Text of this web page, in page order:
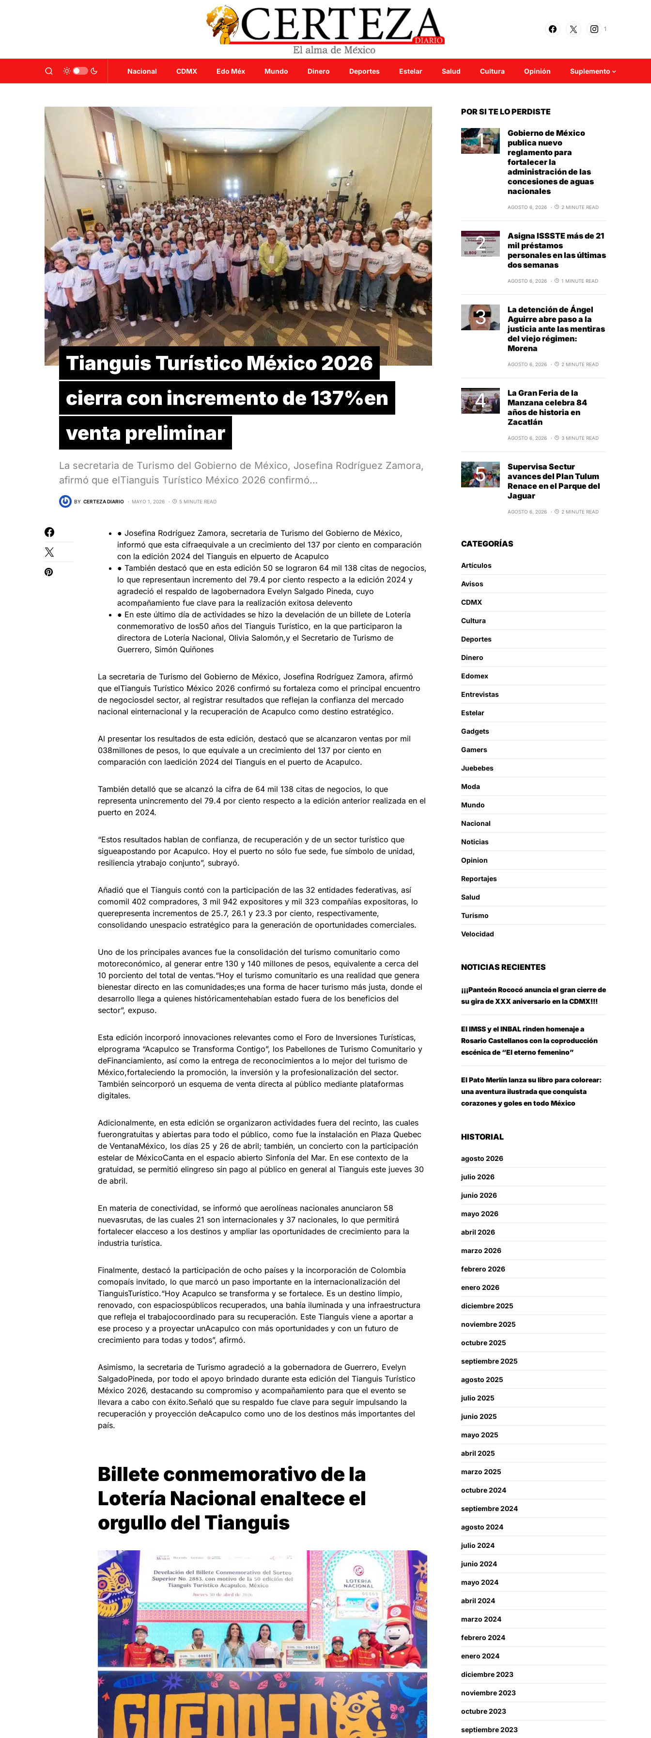
1
Nacional CDMX Edo Méx Mundo Dinero Deportes Estelar Salud Cultura Opinión Suplemento
Tianguis Turístico México 2026
cierra con incremento de 137%en
venta preliminar
La secretaria de Turismo del Gobierno de México, Josefina Rodríguez Zamora,
afirmó que elTianguis Turístico México 2026 confirmó…
BY CERTEZA DIARIO MAYO 1, 2026 5 MINUTE READ
● Josefina Rodríguez Zamora, secretaria de Turismo del Gobierno de México,
informó que esta cifraequivale a un crecimiento del 137 por ciento en comparación
con la edición 2024 del Tianguis en elpuerto de Acapulco
● También destacó que en esta edición 50 se lograron 64 mil 138 citas de negocios,
lo que representaun incremento del 79.4 por ciento respecto a la edición 2024 y
agradeció el respaldo de lagobernadora Evelyn Salgado Pineda, cuyo
acompañamiento fue clave para la realización exitosa delevento
● En este último día de actividades se hizo la develación de un billete de Lotería
conmemorativo de los50 años del Tianguis Turístico, en la que participaron la
directora de Lotería Nacional, Olivia Salomón,y el Secretario de Turismo de
Guerrero, Simón Quiñones
La secretaria de Turismo del Gobierno de México, Josefina Rodríguez Zamora, afirmó
que elTianguis Turístico México 2026 confirmó su fortaleza como el principal encuentro
de negociosdel sector, al registrar resultados que reflejan la confianza del mercado
nacional einternacional y la recuperación de Acapulco como destino estratégico.
Al presentar los resultados de esta edición, destacó que se alcanzaron ventas por mil
038millones de pesos, lo que equivale a un crecimiento del 137 por ciento en
comparación con laedición 2024 del Tianguis en el puerto de Acapulco.
También detalló que se alcanzó la cifra de 64 mil 138 citas de negocios, lo que
representa unincremento del 79.4 por ciento respecto a la edición anterior realizada en el
puerto en 2024.
“Estos resultados hablan de confianza, de recuperación y de un sector turístico que
sigueapostando por Acapulco. Hoy el puerto no sólo fue sede, fue símbolo de unidad,
resiliencia ytrabajo conjunto”, subrayó.
Añadió que el Tianguis contó con la participación de las 32 entidades federativas, así
comomil 402 compradores, 3 mil 942 expositores y mil 323 compañías expositoras, lo
querepresenta incrementos de 25.7, 26.1 y 23.3 por ciento, respectivamente,
consolidando unespacio estratégico para la generación de oportunidades comerciales.
Uno de los principales avances fue la consolidación del turismo comunitario como
motoreconómico, al generar entre 130 y 140 millones de pesos, equivalente a cerca del
10 porciento del total de ventas.“Hoy el turismo comunitario es una realidad que genera
bienestar directo en las comunidades;es una forma de hacer turismo más justa, donde el
desarrollo llega a quienes históricamentehabían estado fuera de los beneficios del
sector”, expuso.
Esta edición incorporó innovaciones relevantes como el Foro de Inversiones Turísticas,
elprograma “Acapulco se Transforma Contigo”, los Pabellones de Turismo Comunitario y
deFinanciamiento, así como la entrega de reconocimientos a lo mejor del turismo de
México,fortaleciendo la promoción, la inversión y la profesionalización del sector.
También seincorporó un esquema de venta directa al público mediante plataformas
digitales.
Adicionalmente, en esta edición se organizaron actividades fuera del recinto, las cuales
fuerongratuitas y abiertas para todo el público, como fue la instalación en Plaza Quebec
de VentanaMéxico, los días 25 y 26 de abril; también, un concierto con la participación
estelar de MéxicoCanta en el espacio abierto Sinfonía del Mar. En ese contexto de la
gratuidad, se permitió elingreso sin pago al público en general al Tianguis este jueves 30
de abril.
En materia de conectividad, se informó que aerolíneas nacionales anunciaron 58
nuevasrutas, de las cuales 21 son internacionales y 37 nacionales, lo que permitirá
fortalecer elacceso a los destinos y ampliar las oportunidades de crecimiento para la
industria turística.
Finalmente, destacó la participación de ocho países y la incorporación de Colombia
comopaís invitado, lo que marcó un paso importante en la internacionalización del
TianguisTurístico.“Hoy Acapulco se transforma y se fortalece. Es un destino limpio,
renovado, con espaciospúblicos recuperados, una bahía iluminada y una infraestructura
que refleja el trabajocoordinado para su recuperación. Este Tianguis viene a aportar a
ese proceso y a proyectar unAcapulco con más oportunidades y con un futuro de
crecimiento para todas y todos”, afirmó.
Asimismo, la secretaria de Turismo agradeció a la gobernadora de Guerrero, Evelyn
SalgadoPineda, por todo el apoyo brindado durante esta edición del Tianguis Turístico
México 2026, destacando su compromiso y acompañamiento para que el evento se
llevara a cabo con éxito.Señaló que su respaldo fue clave para seguir impulsando la
recuperación y proyección deAcapulco como uno de los destinos más importantes del
país.
Billete conmemorativo de la
Lotería Nacional enaltece el
orgullo del Tianguis
POR SI TE LO PERDISTE
Gobierno de México
publica nuevo
reglamento para
fortalecer la
administración de las
concesiones de aguas
nacionales
AGOSTO 6, 2026 2 MINUTE READ
Asigna ISSSTE más de 21
mil préstamos
personales en las últimas
dos semanas
AGOSTO 6, 2026 1 MINUTE READ
La detención de Ángel
Aguirre abre paso a la
justicia ante las mentiras
del viejo régimen:
Morena
AGOSTO 6, 2026 2 MINUTE READ
La Gran Feria de la
Manzana celebra 84
años de historia en
Zacatlán
AGOSTO 6, 2026 3 MINUTE READ
Supervisa Sectur
avances del Plan Tulum
Renace en el Parque del
Jaguar
AGOSTO 6, 2026 2 MINUTE READ
CATEGORÍAS
Artículos
Avisos
CDMX
Cultura
Deportes
Dinero
Edomex
Entrevistas
Estelar
Gadgets
Gamers
Juebebes
Moda
Mundo
Nacional
Noticias
Opinion
Reportajes
Salud
Turismo
Velocidad
NOTICIAS RECIENTES
¡¡¡Panteón Rococó anuncia el gran cierre de
su gira de XXX aniversario en la CDMX!!!
El IMSS y el INBAL rinden homenaje a
Rosario Castellanos con la coproducción
escénica de “El eterno femenino”
El Pato Merlín lanza su libro para colorear:
una aventura ilustrada que conquista
corazones y goles en todo México
HISTORIAL
agosto 2026
julio 2026
junio 2026
mayo 2026
abril 2026
marzo 2026
febrero 2026
enero 2026
diciembre 2025
noviembre 2025
octubre 2025
septiembre 2025
agosto 2025
julio 2025
junio 2025
mayo 2025
abril 2025
marzo 2025
octubre 2024
septiembre 2024
agosto 2024
julio 2024
junio 2024
mayo 2024
abril 2024
marzo 2024
febrero 2024
enero 2024
diciembre 2023
noviembre 2023
octubre 2023
septiembre 2023